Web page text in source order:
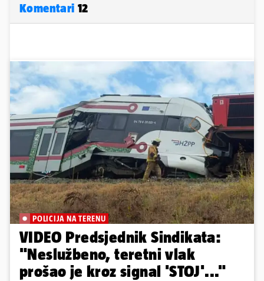
Komentari 12
POLICIJA NA TERENU
VIDEO Predsjednik Sindikata:
"Neslužbeno, teretni vlak
prošao je kroz signal 'STOJ'..."